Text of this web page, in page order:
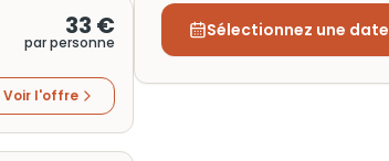
33 €
par personne
Voir l'offre
Sélectionnez une date